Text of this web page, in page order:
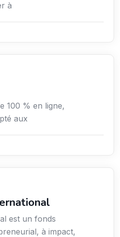
à
100 % en ligne,
aux
est un fonds
à impact,